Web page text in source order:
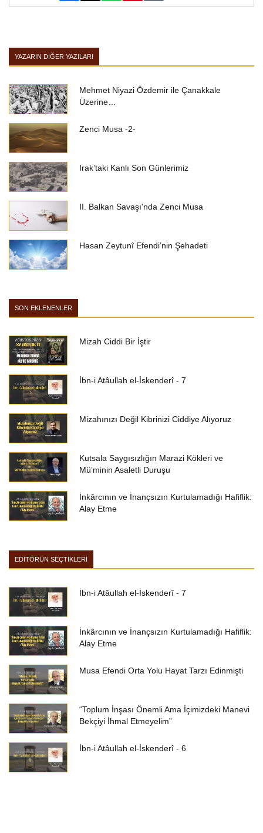
YAZARIN DIĞER YAZILARI
Mehmet Niyazi Özdemir ile Çanakkale
Üzerine…
Zenci Musa -2-
Irak’taki Kanlı Son Günlerimiz
II. Balkan Savaşı'nda Zenci Musa
Hasan Zeytunî Efendi’nin Şehadeti
SON EKLENENLER
Mizah Ciddi Bir İştir
İbn-i Atâullah el-İskenderî - 7
Mizahınızı Değil Kibrinizi Ciddiye Alıyoruz
Kutsala Saygısızlığın Marazi Kökleri ve
Mü’minin Asaletli Duruşu
İnkârcının ve İnançsızın Kurtulamadığı Hafiflik:
Alay Etme
EDİTÖRÜN SEÇTİKLERİ
İbn-i Atâullah el-İskenderî - 7
İnkârcının ve İnançsızın Kurtulamadığı Hafiflik:
Alay Etme
Musa Efendi Orta Yolu Hayat Tarzı Edinmişti
“Toplum İnşası Önemli Ama İçimizdeki Manevi
Bekçiyi İhmal Etmeyelim”
İbn-i Atâullah el-İskenderî - 6